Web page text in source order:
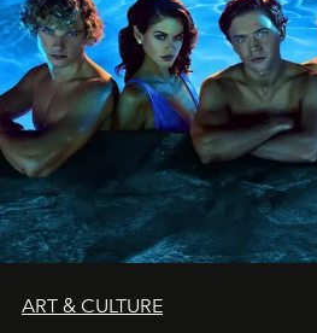
ART & CULTURE